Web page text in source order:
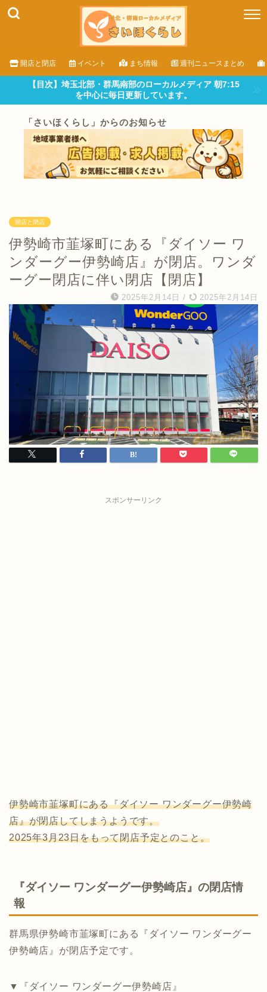
開店と閉店 イベント まち情報 週刊ニュースまとめ
【目次】埼玉北部・群馬南部のローカルメディア 朝7:15
を中心に毎日更新しています。
「さいほくらし」からのお知らせ
開店と閉店
伊勢崎市韮塚町にある『ダイソー ワ
ンダーグー伊勢崎店』が閉店。ワンダ
ーグー閉店に伴い閉店【閉店】
2025年2月14日 / 2025年2月14日
スポンサーリンク
伊勢崎市韮塚町にある『ダイソー ワンダーグー伊勢崎
店』が閉店してしまうようです。
2025年3月23日をもって閉店予定とのこと。
『ダイソー ワンダーグー伊勢崎店』の閉店情
報
群馬県伊勢崎市韮塚町にある『ダイソー ワンダーグー
伊勢崎店』が閉店予定です。
▼『ダイソー ワンダーグー伊勢崎店』